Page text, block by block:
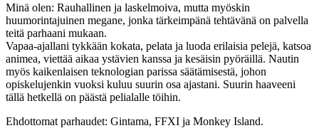
Minä olen: Rauhallinen ja laskelmoiva, mutta myöskin
huumorintajuinen megane, jonka tärkeimpänä tehtävänä on palvella
teitä parhaani mukaan.
Vapaa-ajallani tykkään kokata, pelata ja luoda erilaisia pelejä, katsoa
animea, viettää aikaa ystävien kanssa ja kesäisin pyöräillä. Nautin
myös kaikenlaisen teknologian parissa säätämisestä, johon
opiskelujenkin vuoksi kuluu suurin osa ajastani. Suurin haaveeni
tällä hetkellä on päästä pelialalle töihin.
Ehdottomat parhaudet: Gintama, FFXI ja Monkey Island.